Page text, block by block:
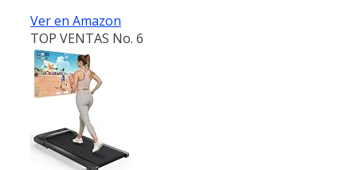
Ver en Amazon
TOP VENTAS No. 6